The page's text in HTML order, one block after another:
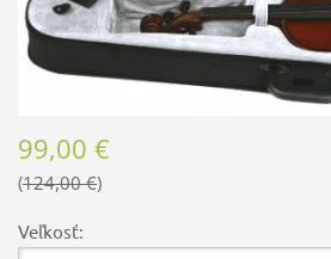
99,00 €
124,00 €
Veľkosť: